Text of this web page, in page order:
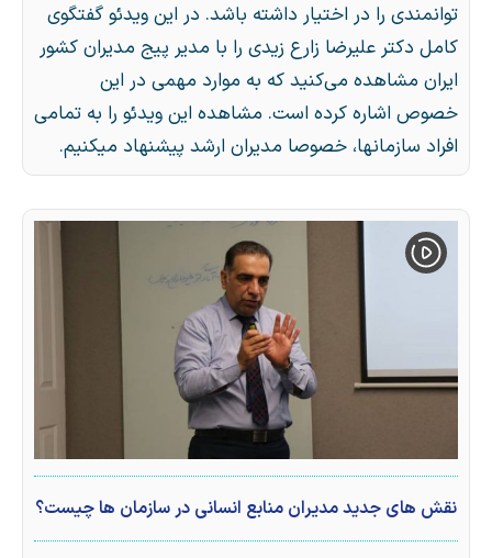
توانمندی را در اختیار داشته باشد. در این ویدئو گفتگوی
کامل دکتر علیرضا زارع زیدی را با مدیر پیج مدیران کشور
ایران مشاهده می‌کنید که به موارد مهمی در این
خصوص اشاره کرده است. مشاهده این ویدئو را به تمامی
افراد سازمانها، خصوصا مدیران ارشد پیشنهاد میکنیم.
نقش های جدید مدیران منابع انسانی در سازمان ها چیست؟